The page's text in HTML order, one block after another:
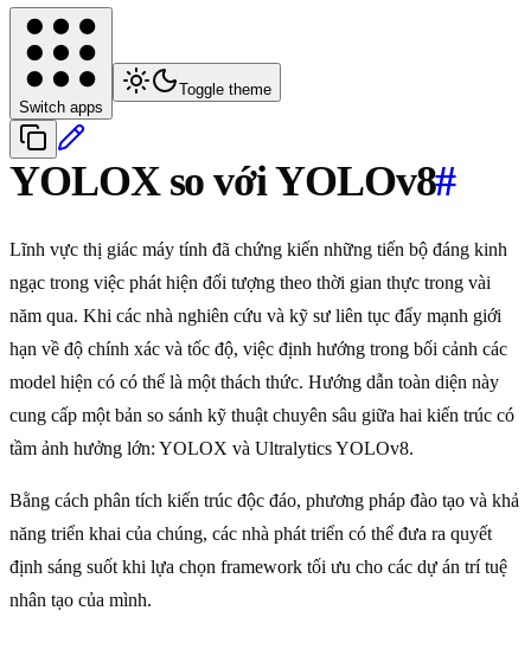
Switch apps
Toggle theme
YOLOX so với YOLOv8#
Lĩnh vực thị giác máy tính đã chứng kiến những tiến bộ đáng kinh
ngạc trong việc phát hiện đối tượng theo thời gian thực trong vài
năm qua. Khi các nhà nghiên cứu và kỹ sư liên tục đẩy mạnh giới
hạn về độ chính xác và tốc độ, việc định hướng trong bối cảnh các
model hiện có có thể là một thách thức. Hướng dẫn toàn diện này
cung cấp một bản so sánh kỹ thuật chuyên sâu giữa hai kiến trúc có
tầm ảnh hưởng lớn: YOLOX và Ultralytics YOLOv8.
Bằng cách phân tích kiến trúc độc đáo, phương pháp đào tạo và khả
năng triển khai của chúng, các nhà phát triển có thể đưa ra quyết
định sáng suốt khi lựa chọn framework tối ưu cho các dự án trí tuệ
nhân tạo của mình.